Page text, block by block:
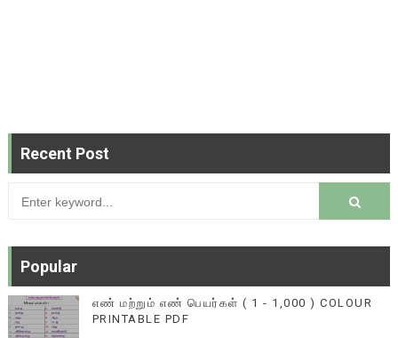
Recent Post
Popular
எண் மற்றும் எண் பெயர்கள் ( 1 - 1,000 ) COLOUR
PRINTABLE PDF